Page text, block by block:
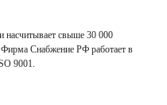
насчитывает свыше 30 000
Снабжение РФ работает в
9001.